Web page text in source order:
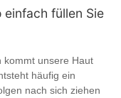
füllen Sie
kommt unsere Haut
häufig ein
nach sich ziehen